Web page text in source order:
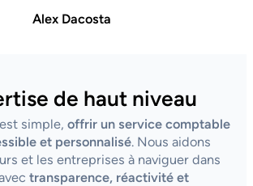
Alex Dacosta
de haut niveau
simple, offrir un service comptable
et personnalisé. Nous aidons
et les entreprises à naviguer dans
transparence, réactivité et